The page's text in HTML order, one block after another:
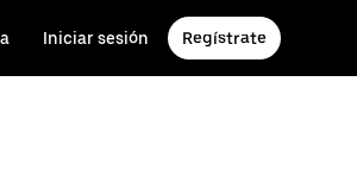
Iniciar sesión Regístrate